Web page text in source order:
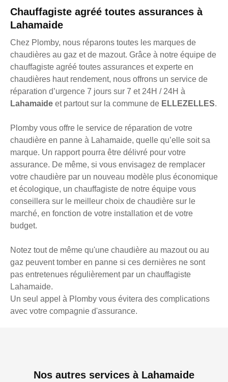
Chauffagiste agréé toutes assurances à
Lahamaide
Chez Plomby, nous réparons toutes les marques de
chaudières au gaz et de mazout. Grâce à notre équipe de
chauffagiste agréé toutes assurances et experte en
chaudières haut rendement, nous offrons un service de
réparation d’urgence 7 jours sur 7 et 24H / 24H à
Lahamaide et partout sur la commune de ELLEZELLES.
Plomby vous offre le service de réparation de votre
chaudière en panne à Lahamaide, quelle qu’elle soit sa
marque. Un rapport pourra être délivré pour votre
assurance. De même, si vous envisagez de remplacer
votre chaudière par un nouveau modèle plus économique
et écologique, un chauffagiste de notre équipe vous
conseillera sur le meilleur choix de chaudière sur le
marché, en fonction de votre installation et de votre
budget.
Notez tout de même qu'une chaudière au mazout ou au
gaz peuvent tomber en panne si ces dernières ne sont
pas entretenues régulièrement par un chauffagiste
Lahamaide.
Un seul appel à Plomby vous évitera des complications
avec votre compagnie d'assurance.
Nos autres services à Lahamaide